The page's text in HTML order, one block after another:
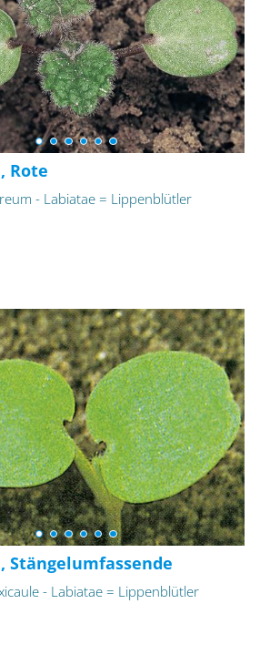
Rote
- Labiatae = Lippenblütler
Stängelumfassende
- Labiatae = Lippenblütler